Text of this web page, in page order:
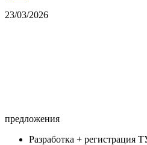
23/03/2026
предложения
Разработка + регистрация